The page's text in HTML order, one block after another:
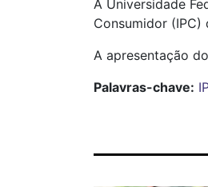
A Universidade
Consumidor
A apresentação
Palavras-chave: